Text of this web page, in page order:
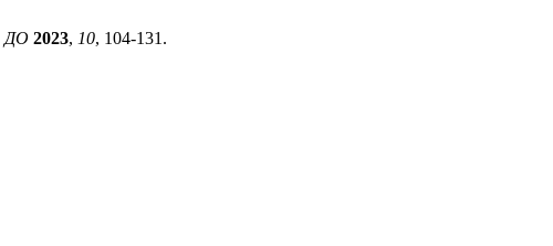
ДО 2023, 10, 104-131.